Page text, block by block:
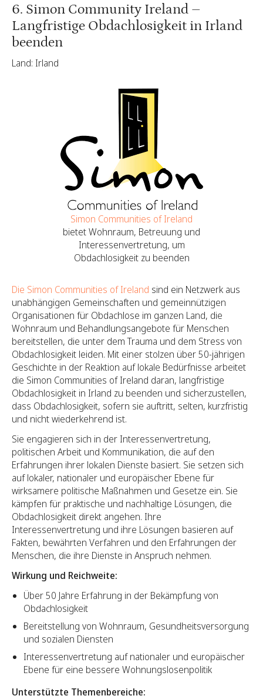
6. Simon Community Ireland –
Langfristige Obdachlosigkeit in Irland
beenden
Land: Irland
Simon Communities of Ireland
bietet Wohnraum, Betreuung und
Interessenvertretung, um
Obdachlosigkeit zu beenden
Die Simon Communities of Ireland sind ein Netzwerk aus
unabhängigen Gemeinschaften und gemeinnützigen
Organisationen für Obdachlose im ganzen Land, die
Wohnraum und Behandlungsangebote für Menschen
bereitstellen, die unter dem Trauma und dem Stress von
Obdachlosigkeit leiden. Mit einer stolzen über 50-jährigen
Geschichte in der Reaktion auf lokale Bedürfnisse arbeitet
die Simon Communities of Ireland daran, langfristige
Obdachlosigkeit in Irland zu beenden und sicherzustellen,
dass Obdachlosigkeit, sofern sie auftritt, selten, kurzfristig
und nicht wiederkehrend ist.
Sie engagieren sich in der Interessenvertretung,
politischen Arbeit und Kommunikation, die auf den
Erfahrungen ihrer lokalen Dienste basiert. Sie setzen sich
auf lokaler, nationaler und europäischer Ebene für
wirksamere politische Maßnahmen und Gesetze ein. Sie
kämpfen für praktische und nachhaltige Lösungen, die
Obdachlosigkeit direkt angehen. Ihre
Interessenvertretung und ihre Lösungen basieren auf
Fakten, bewährten Verfahren und den Erfahrungen der
Menschen, die ihre Dienste in Anspruch nehmen.
Wirkung und Reichweite:
Über 50 Jahre Erfahrung in der Bekämpfung von
Obdachlosigkeit
Bereitstellung von Wohnraum, Gesundheitsversorgung
und sozialen Diensten
Interessenvertretung auf nationaler und europäischer
Ebene für eine bessere Wohnungslosenpolitik
Unterstützte Themenbereiche: